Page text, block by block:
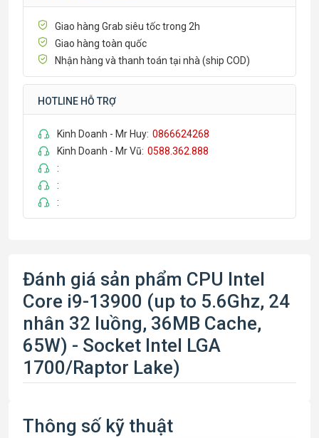
Giao hàng Grab siêu tốc trong 2h
Giao hàng toàn quốc
Nhận hàng và thanh toán tại nhà (ship COD)
HOTLINE HỖ TRỢ
Kinh Doanh - Mr Huy: 0866624268
Kinh Doanh - Mr Vũ: 0588.362.888
:
:
:
Đánh giá sản phẩm CPU Intel
Core i9-13900 (up to 5.6Ghz, 24
nhân 32 luồng, 36MB Cache,
65W) - Socket Intel LGA
1700/Raptor Lake)
Thông số kỹ thuật